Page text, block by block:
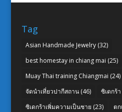
Tag
Asian Handmade Jewelry(32)
best homestay in chiang mai (25)
Muay Thai training Chiangmai (24)
จัดนำเที่ยวปากีสถาน(46) ซิเดกร้า
ซิเดกร้าเพิ่มความเป็นชาย (23) ต